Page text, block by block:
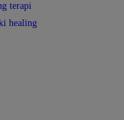
terapi
healing